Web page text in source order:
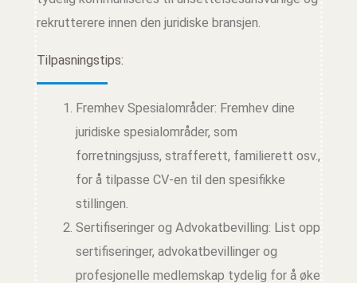
rekrutterere innen den juridiske bransjen.
Tilpasningstips:
Fremhev Spesialområder: Fremhev dine
juridiske spesialområder, som
forretningsjuss, strafferett, familierett osv.,
for å tilpasse CV-en til den spesifikke
stillingen.
Sertifiseringer og Advokatbevilling: List opp
sertifiseringer, advokatbevillinger og
profesjonelle medlemskap tydelig for å øke